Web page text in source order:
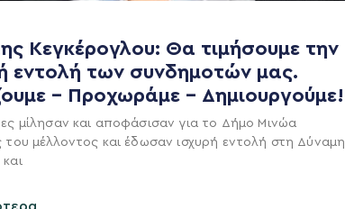
Κεγκέρογλου: Θα τιμήσουμε την
εντολή των συνδημοτών μας.
– Προχωράμε – Δημιουργούμε!
μίλησαν και αποφάσισαν για το Δήμο Μινώα
του μέλλοντος και έδωσαν ισχυρή εντολή στη Δύναμη
ΚΈΝΤΡΟ
102 4800
NEWSLETTER